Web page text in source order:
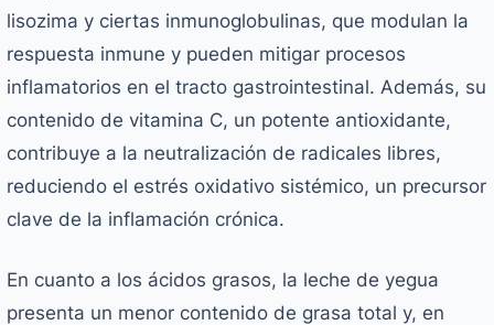
lisozima y ciertas inmunoglobulinas, que modulan la
respuesta inmune y pueden mitigar procesos
inflamatorios en el tracto gastrointestinal. Además, su
contenido de vitamina C, un potente antioxidante,
contribuye a la neutralización de radicales libres,
reduciendo el estrés oxidativo sistémico, un precursor
clave de la inflamación crónica.
En cuanto a los ácidos grasos, la leche de yegua
presenta un menor contenido de grasa total y, en